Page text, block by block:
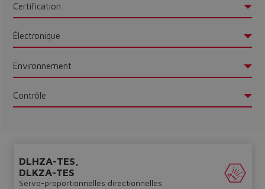
Certification
Électronique
Environnement
Contrôle
DLHZA-TES,
DLKZA-TES
Servo-proportionnelles directionnelles